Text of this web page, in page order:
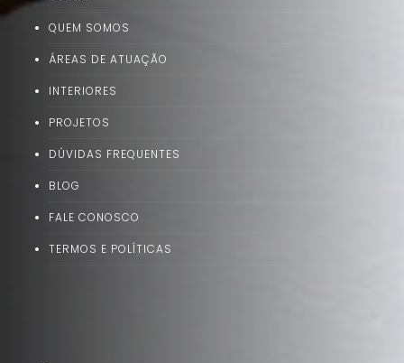
QUEM SOMOS
ÁREAS DE ATUAÇÃO
INTERIORES
PROJETOS
DÚVIDAS FREQUENTES
BLOG
FALE CONOSCO
TERMOS E POLÍTICAS